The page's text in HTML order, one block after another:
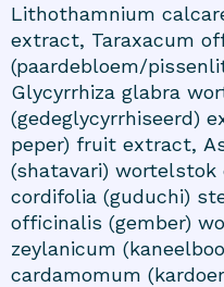
Lithothamnium
extract, Taraxacum
(paardebloem/
Glycyrrhiza glabra
(gedeglycyrrhiseerd)
peper) fruit extract,
(shatavari)
cordifolia (guduchi)
officinalis (gember)
zeylanicum
cardamomum